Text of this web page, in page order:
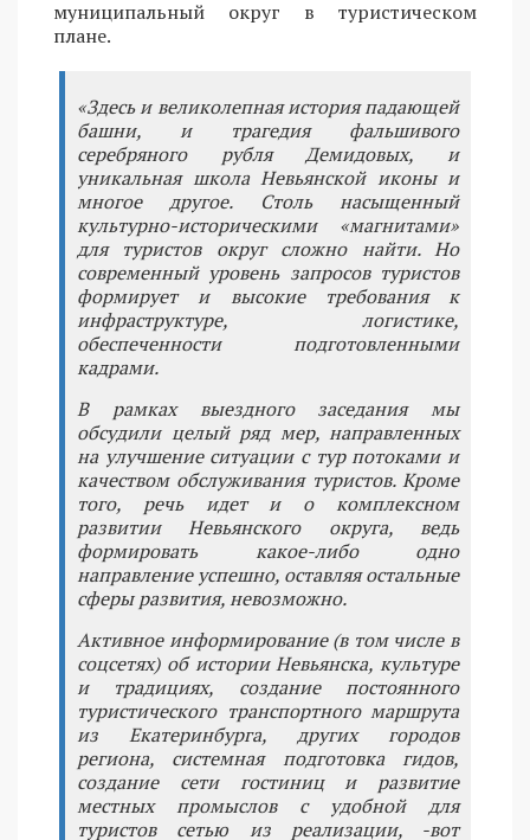
муниципальный округ в туристическом
плане.
«Здесь и великолепная история падающей
башни, и трагедия фальшивого
серебряного рубля Демидовых, и
уникальная школа Невьянской иконы и
многое другое. Столь насыщенный
культурно-историческими «магнитами»
для туристов округ сложно найти. Но
современный уровень запросов туристов
формирует и высокие требования к
инфраструктуре, логистике,
обеспеченности подготовленными
кадрами.
В рамках выездного заседания мы
обсудили целый ряд мер, направленных
на улучшение ситуации с тур потоками и
качеством обслуживания туристов. Кроме
того, речь идет и о комплексном
развитии Невьянского округа, ведь
формировать какое-либо одно
направление успешно, оставляя остальные
сферы развития, невозможно.
Активное информирование (в том числе в
соцсетях) об истории Невьянска, культуре
и традициях, создание постоянного
туристического транспортного маршрута
из Екатеринбурга, других городов
региона, системная подготовка гидов,
создание сети гостиниц и развитие
местных промыслов с удобной для
туристов сетью из реализации, -вот